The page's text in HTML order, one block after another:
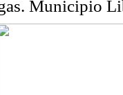
Municipio